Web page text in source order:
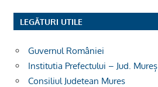
LEGĂTURI UTILE
Guvernul României
Institutia Prefectului – Jud. Mureș
Consiliul Judetean Mures